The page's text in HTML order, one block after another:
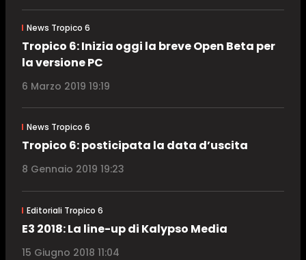
News Tropico 6
Tropico 6: Inizia oggi la breve Open Beta per
la versione PC
6 Marzo 2019 19:19
News Tropico 6
Tropico 6: posticipata la data d’uscita
8 Gennaio 2019 19:23
Editoriali Tropico 6
E3 2018: La line-up di Kalypso Media
15 Giugno 2018 11:04